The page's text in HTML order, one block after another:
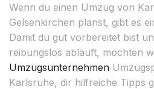
Wenn du einen Umzug von
Gelsenkirchen planst, gibt es
Damit du gut vorbereitet bist
reibungslos abläuft, möchten
Umzugsunternehmen
Karlsruhe, dir hilfreiche Tipps